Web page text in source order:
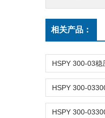
相关产品：